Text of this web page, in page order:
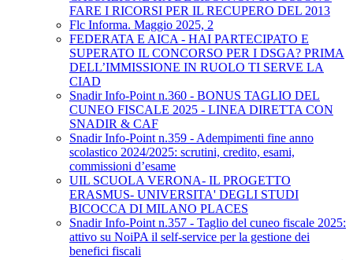
FARE I RICORSI PER IL RECUPERO DEL 2013
Flc Informa. Maggio 2025, 2
FEDERATA E AICA - HAI PARTECIPATO E
SUPERATO IL CONCORSO PER I DSGA? PRIMA
DELL’IMMISSIONE IN RUOLO TI SERVE LA
CIAD
Snadir Info-Point n.360 - BONUS TAGLIO DEL
CUNEO FISCALE 2025 - LINEA DIRETTA CON
SNADIR & CAF
Snadir Info-Point n.359 - Adempimenti fine anno
scolastico 2024/2025: scrutini, credito, esami,
commissioni d’esame
UIL SCUOLA VERONA- IL PROGETTO
ERASMUS- UNIVERSITA' DEGLI STUDI
BICOCCA DI MILANO PLACES
Snadir Info-Point n.357 - Taglio del cuneo fiscale 2025:
attivo su NoiPA il self-service per la gestione dei
benefici fiscali